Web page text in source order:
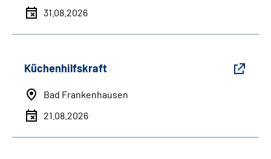
31.08.2026
Küchenhilfskraft
Bad Frankenhausen
21.08.2026